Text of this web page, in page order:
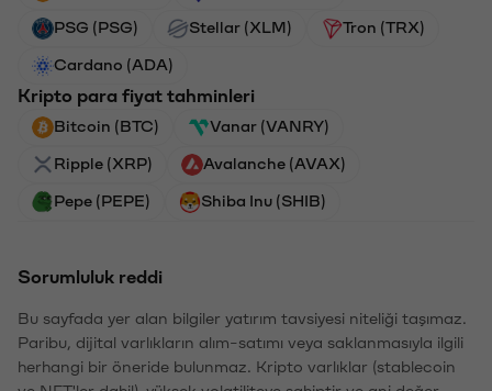
PSG (PSG) Stellar (XLM) Tron (TRX)
Cardano (ADA)
Kripto para fiyat tahminleri
Bitcoin (BTC) Vanar (VANRY)
Ripple (XRP) Avalanche (AVAX)
Pepe (PEPE) Shiba Inu (SHIB)
Sorumluluk reddi
Bu sayfada yer alan bilgiler yatırım tavsiyesi niteliği taşımaz.
Paribu, dijital varlıkların alım-satımı veya saklanmasıyla ilgili
herhangi bir öneride bulunmaz. Kripto varlıklar (stablecoin